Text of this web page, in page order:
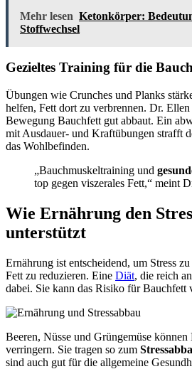
Mehr lesen Ketonkörper:
Stoffwechsel
Gezieltes Training für die
Übungen wie Crunches und Planks
helfen, Fett dort zu verbrennen. Dr. Ellen
Bewegung Bauchfett gut abbaut. Ein
mit Ausdauer- und Kraftübungen strafft
das Wohlbefinden.
„Bauchmuskeltraining und
top gegen viszerales Fett,“ meint
Wie Ernährung den
unterstützt
Ernährung ist entscheidend, um Stress
Fett zu reduzieren. Eine Diät, die reich
dabei. Sie kann das Risiko für Bauchfett
Beeren, Nüsse und Grüngemüse
verringern. Sie tragen so zum
sind auch gut für die allgemeine